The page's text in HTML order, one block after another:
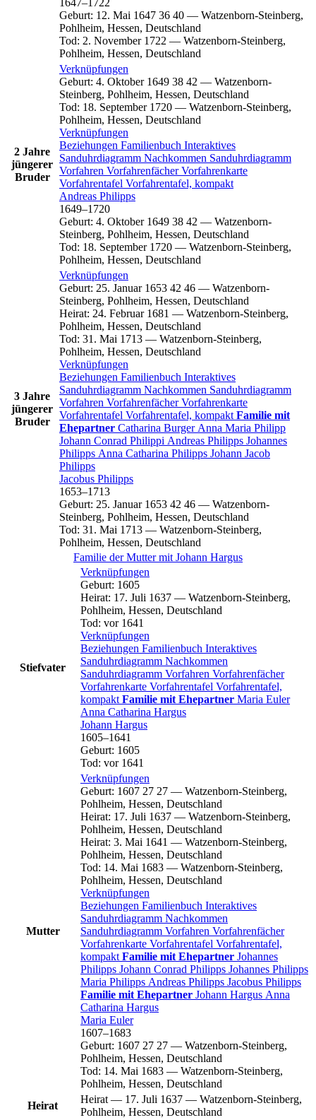
Geburt: 12. Mai 1647 36 40 — Watzenborn-Steinberg,
Pohlheim, Hessen, Deutschland
Tod: 2. November 1722 — Watzenborn-Steinberg,
Pohlheim, Hessen, Deutschland
2 Jahre
jüngerer
Bruder
Verknüpfungen
Geburt: 4. Oktober 1649 38 42 — Watzenborn-
Steinberg, Pohlheim, Hessen, Deutschland
Tod: 18. September 1720 — Watzenborn-Steinberg,
Pohlheim, Hessen, Deutschland
Verknüpfungen
Beziehungen Familienbuch Interaktives
Sanduhrdiagramm Nachkommen Sanduhrdiagramm
Vorfahren VorfahrenfächerVorfahrenkarte
Vorfahrentafel Vorfahrentafel, kompakt
Andreas Philipps
1649–1720
Geburt: 4. Oktober 1649 38 42 — Watzenborn-
Steinberg, Pohlheim, Hessen, Deutschland
Tod: 18. September 1720 — Watzenborn-Steinberg,
Pohlheim, Hessen, Deutschland
3 Jahre
jüngerer
Bruder
Verknüpfungen
Geburt: 25. Januar 1653 42 46 — Watzenborn-
Steinberg, Pohlheim, Hessen, Deutschland
Heirat: 24. Februar 1681 — Watzenborn-Steinberg,
Pohlheim, Hessen, Deutschland
Tod: 31. Mai 1713 — Watzenborn-Steinberg,
Pohlheim, Hessen, Deutschland
Verknüpfungen
Beziehungen Familienbuch Interaktives
Sanduhrdiagramm Nachkommen Sanduhrdiagramm
Vorfahren VorfahrenfächerVorfahrenkarte
Vorfahrentafel Vorfahrentafel, kompakt Familie mit
Ehepartner Catharina Burger Anna Maria Philipp
Johann Conrad Philippi Andreas Philipps Johannes
Philipps Anna Catharina Philipps Johann Jacob
Philipps
Jacobus Philipps
1653–1713
Geburt: 25. Januar 1653 42 46 — Watzenborn-
Steinberg, Pohlheim, Hessen, Deutschland
Tod: 31. Mai 1713 — Watzenborn-Steinberg,
Pohlheim, Hessen, Deutschland
Familie der Mutter mit Johann Hargus
Stiefvater
Verknüpfungen
Geburt: 1605
Heirat: 17. Juli 1637 — Watzenborn-Steinberg,
Pohlheim, Hessen, Deutschland
Tod: vor 1641
Verknüpfungen
Beziehungen Familienbuch Interaktives
Sanduhrdiagramm Nachkommen
Sanduhrdiagramm Vorfahren Vorfahrenfächer
Vorfahrenkarte Vorfahrentafel Vorfahrentafel,
kompakt Familie mit Ehepartner Maria Euler
Anna Catharina Hargus
Johann Hargus
1605–1641
Geburt: 1605
Tod: vor 1641
Mutter
Verknüpfungen
Geburt: 1607 27 27 — Watzenborn-Steinberg,
Pohlheim, Hessen, Deutschland
Heirat: 17. Juli 1637 — Watzenborn-Steinberg,
Pohlheim, Hessen, Deutschland
Heirat: 3. Mai 1641 — Watzenborn-Steinberg,
Pohlheim, Hessen, Deutschland
Tod: 14. Mai 1683 — Watzenborn-Steinberg,
Pohlheim, Hessen, Deutschland
Verknüpfungen
Beziehungen Familienbuch Interaktives
Sanduhrdiagramm Nachkommen
Sanduhrdiagramm Vorfahren Vorfahrenfächer
Vorfahrenkarte Vorfahrentafel Vorfahrentafel,
kompakt Familie mit Ehepartner Johannes
Philipps Johann Conrad Philipps Johannes Philipps
Maria Philipps Andreas Philipps Jacobus Philipps
Familie mit Ehepartner Johann Hargus Anna
Catharina Hargus
Maria Euler
1607–1683
Geburt: 1607 27 27 — Watzenborn-Steinberg,
Pohlheim, Hessen, Deutschland
Tod: 14. Mai 1683 — Watzenborn-Steinberg,
Pohlheim, Hessen, Deutschland
Heirat
Heirat — 17. Juli 1637 — Watzenborn-Steinberg,
Pohlheim, Hessen, Deutschland